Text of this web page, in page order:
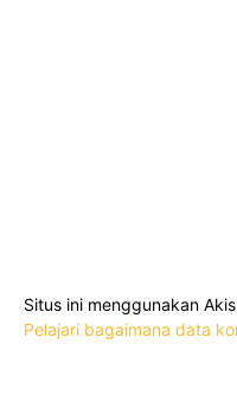
Situs ini menggunakan
Pelajari bagaimana data